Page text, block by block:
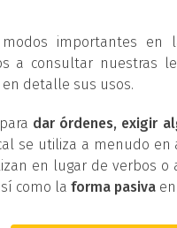
importantes en
a consultar nuestras
en detalle sus usos.
dar órdenes, exigir
se utiliza a menudo
en lugar de verbos o
como la forma pasiva